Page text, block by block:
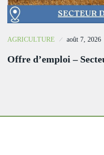
AGRICULTURE août 7, 2026
Offre d’emploi –